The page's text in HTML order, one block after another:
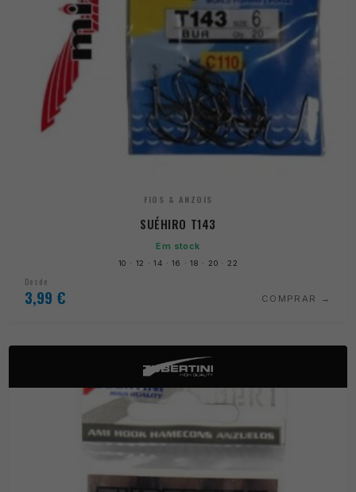
FIOS & ANZOIS
SUÉHIRO T143
Em stock
10 · 12 · 14 · 16 · 18 · 20 · 22
Desde
3,99 € COMPRAR